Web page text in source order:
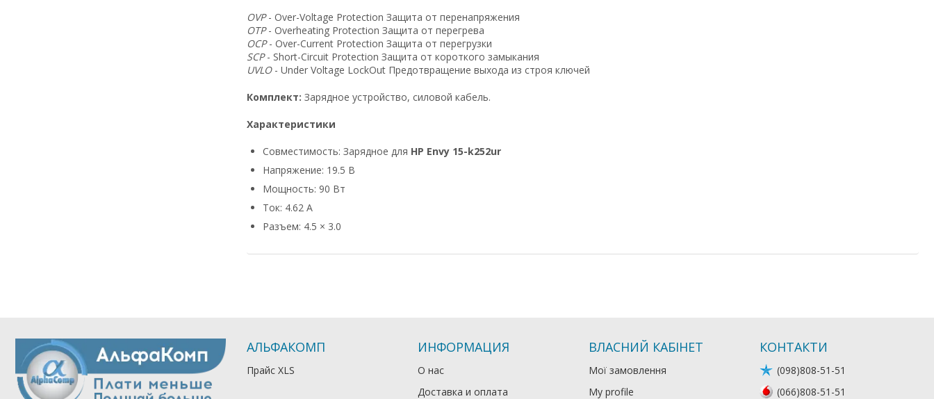
OVP- Over-Voltage Protection Защита от перенапряжения
OTP- Overheating Protection Защита от перегрева
OCP- Over-Current Protection Защита от перегрузки
SCP- Short-Circuit Protection Защита от короткого замыкания
UVLO- Under Voltage LockOut Предотвращение выхода из строя ключей
Комплект: Зарядное устройство, силовой кабель.
Характеристики
Совместимость: Зарядное для HP Envy 15-k252ur
Напряжение: 19.5 В
Мощность: 90 Вт
Ток: 4.62 А
Разъем: 4.5 × 3.0
АЛЬФАКОМП
Прайс XLS
ИНФОРМАЦИЯ
О нас
Доставка и оплата
ВЛАСНИЙ КАБІНЕТ
Мої замовлення
My profile
КОНТАКТИ
(098)808-51-51
(066)808-51-51